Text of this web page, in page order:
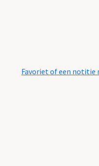
Favoriet of een notitie